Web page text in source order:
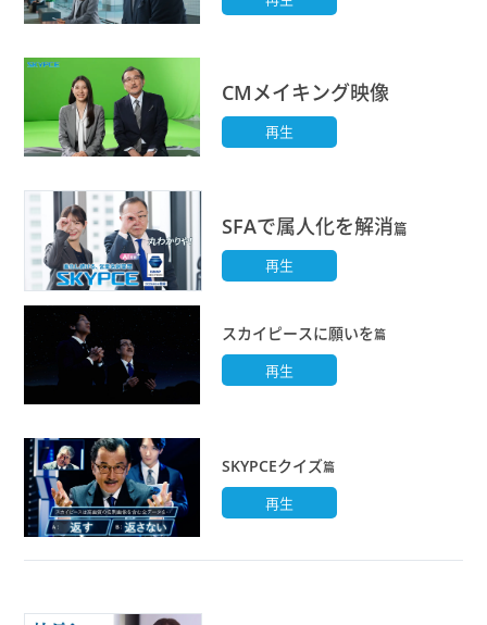
CMメイキング映像
再生
SFAで属人化を解消篇
再生
スカイピースに願いを篇
再生
SKYPCEクイズ篇
再生